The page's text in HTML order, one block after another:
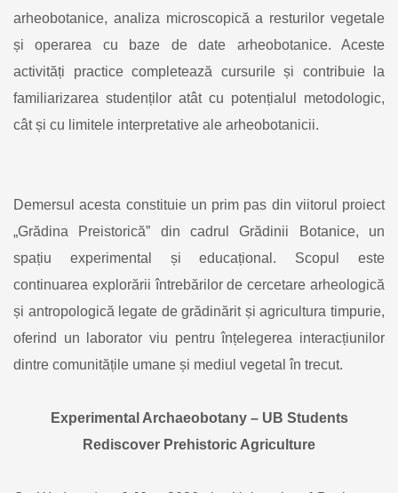
arheobotanice, analiza microscopică a resturilor vegetale
și operarea cu baze de date arheobotanice. Aceste
activități practice completează cursurile și contribuie la
familiarizarea studenților atât cu potențialul metodologic,
cât și cu limitele interpretative ale arheobotanicii.
Demersul acesta constituie un prim pas din viitorul proiect
„Grădina Preistorică” din cadrul Grădinii Botanice, un
spațiu experimental și educațional. Scopul este
continuarea explorării întrebărilor de cercetare arheologică
și antropologică legate de grădinărit și agricultura timpurie,
oferind un laborator viu pentru înțelegerea interacțiunilor
dintre comunitățile umane și mediul vegetal în trecut.
Experimental Archaeobotany – UB Students
Rediscover Prehistoric Agriculture